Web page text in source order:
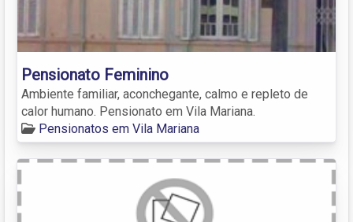
Pensionato Feminino
Ambiente familiar, aconchegante, calmo e repleto de
calor humano. Pensionato em Vila Mariana.
Pensionatos em Vila Mariana